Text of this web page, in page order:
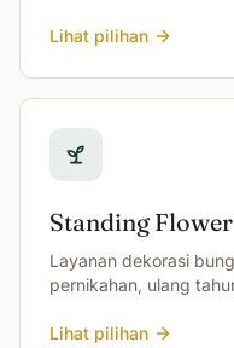
Lihat pilihan
Standing
Layanan dekorasi
pernikahan, ulang
Lihat pilihan